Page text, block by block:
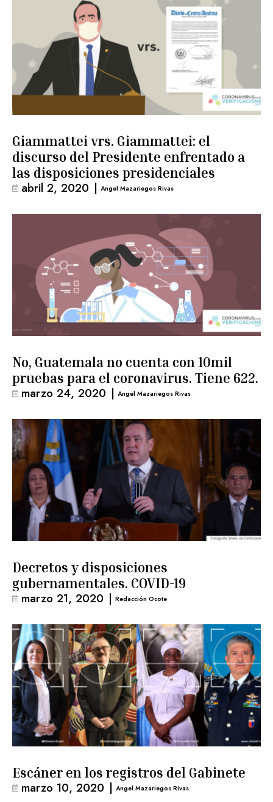
Giammattei vrs. Giammattei: el
discurso del Presidente enfrentado a
las disposiciones presidenciales
abril 2, 2020 | Angel Mazariegos Rivas
No, Guatemala no cuenta con 10mil
pruebas para el coronavirus. Tiene 622.
marzo 24, 2020 | Angel Mazariegos Rivas
Decretos y disposiciones
gubernamentales. COVID-19
marzo 21, 2020 | Redacción Ocote
Escáner en los registros del Gabinete
marzo 10, 2020 | Angel Mazariegos Rivas